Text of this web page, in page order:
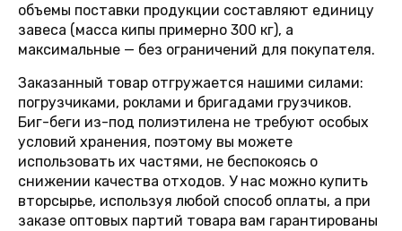
объемы поставки продукции составляют единицу
завеса (масса кипы примерно 300 кг), а
максимальные — без ограничений для покупателя.
Заказанный товар отгружается нашими силами:
погрузчиками, роклами и бригадами грузчиков.
Биг-беги из-под полиэтилена не требуют особых
условий хранения, поэтому вы можете
использовать их частями, не беспокоясь о
снижении качества отходов. У нас можно купить
вторсырье, используя любой способ оплаты, а при
заказе оптовых партий товара вам гарантированы